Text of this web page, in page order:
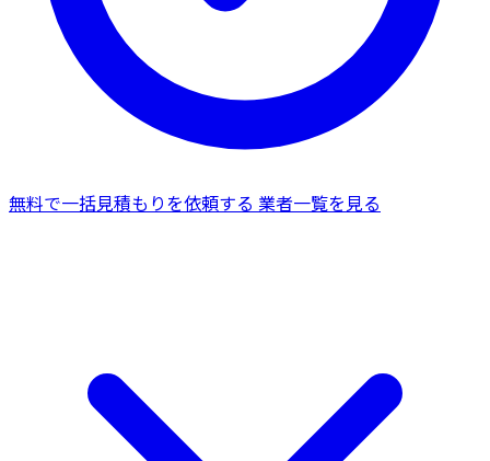
無料で一括見積もりを依頼する 業者一覧を見る